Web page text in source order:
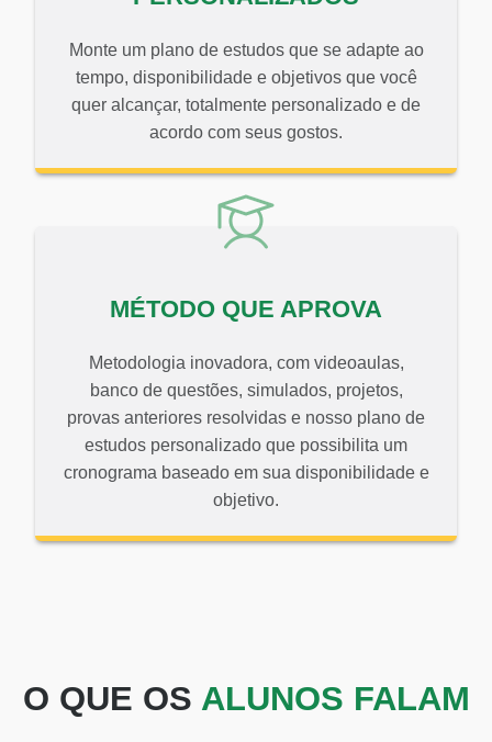
Monte um plano de estudos que se adapte ao
tempo, disponibilidade e objetivos que você
quer alcançar, totalmente personalizado e de
acordo com seus gostos.
MÉTODO QUE APROVA​
Metodologia inovadora, com videoaulas,
banco de questões, simulados, projetos,
provas anteriores resolvidas e nosso plano de
estudos personalizado que possibilita um
cronograma baseado em sua disponibilidade e
objetivo.
O QUE OS ALUNOS FALAM